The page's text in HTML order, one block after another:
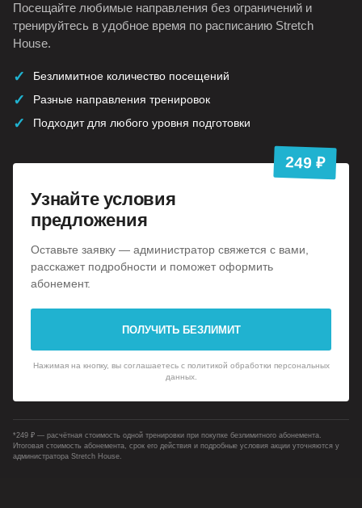
Посещайте любимые направления без ограничений и
тренируйтесь в удобное время по расписанию Stretch
House.
Безлимитное количество посещений
Разные направления тренировок
Подходит для любого уровня подготовки
249 ₽
Узнайте условия
предложения
Оставьте заявку — администратор свяжется с вами,
расскажет подробности и поможет оформить
абонемент.
ПОЛУЧИТЬ БЕЗЛИМИТ
Нажимая на кнопку, вы соглашаетесь с политикой обработки персональных
данных.
*249 ₽ — расчётная стоимость одной тренировки при покупке безлимитного абонемента.
Итоговая стоимость абонемента, срок его действия и подробные условия акции уточняются у
администратора Stretch House.